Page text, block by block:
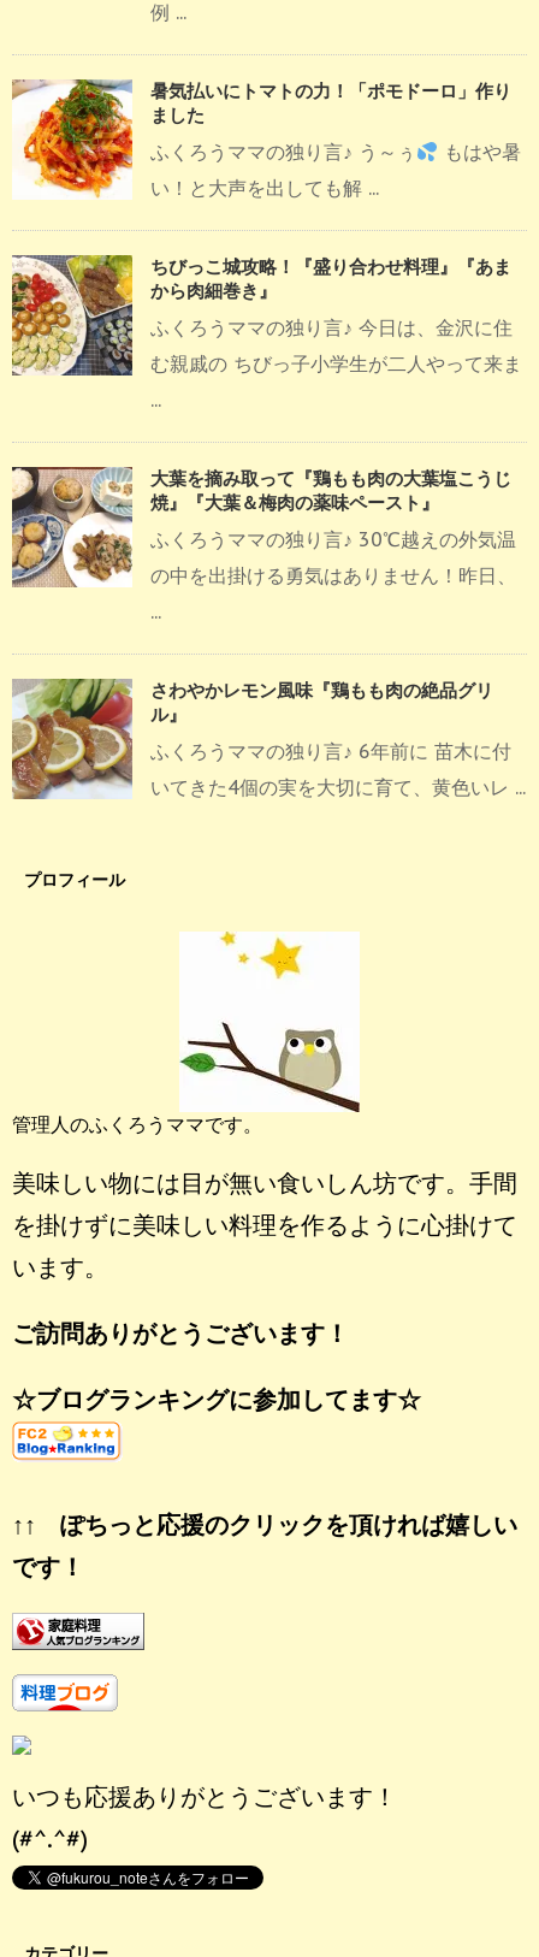
例 ...
暑気払いにトマトの力！「ポモドーロ」作り
ました
ふくろうママの独り言♪ う～ぅ
もはや暑
い！と大声を出しても解 ...
ちびっこ城攻略！『盛り合わせ料理』『あま
から肉細巻き』
ふくろうママの独り言♪ 今日は、金沢に住
む親戚の ちびっ子小学生が二人やって来ま
...
大葉を摘み取って『鶏もも肉の大葉塩こうじ
焼』『大葉＆梅肉の薬味ペースト』
ふくろうママの独り言♪ 30℃越えの外気温
の中を出掛ける勇気はありません！昨日、
...
さわやかレモン風味『鶏もも肉の絶品グリ
ル』
ふくろうママの独り言♪ 6年前に 苗木に付
いてきた4個の実を大切に育て、黄色いレ ...
プロフィール
管理人のふくろうママです。
美味しい物には目が無い食いしん坊です。手間
を掛けずに美味しい料理を作るように心掛けて
います。
ご訪問ありがとうございます！
☆ブログランキングに参加してます☆
↑↑ ぽちっと応援のクリックを頂ければ嬉しい
です！
いつも応援ありがとうございます！
(#^.^#)